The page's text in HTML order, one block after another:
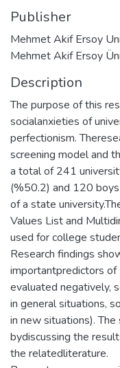
Publisher
Mehmet Akif Ersoy
Mehmet Akif Ersoy
Description
The purpose of this
socialanxieties of
perfectionism.
screening model and
a total of 241
(%50.2) and 120
of a state
Values List and
used for college
Research findings
importantpredictors of
evaluated negatively,
in general situations,
in new situations).
bydiscussing the
the relatedliterature.